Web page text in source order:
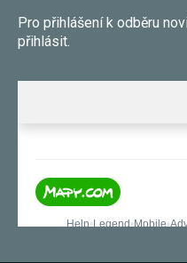
Pro přihlášení k odběru
přihlásit.